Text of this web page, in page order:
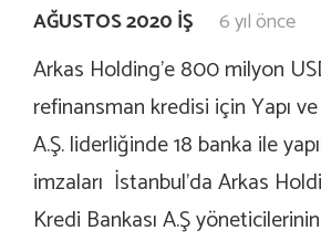
AĞUSTOS 2020 İŞ 6 yıl önce
Arkas Holding’e 800 milyon
refinansman kredisi için Yapı
A.Ş. liderliğinde 18 banka ile
imzaları İstanbul’da Arkas
Kredi Bankası A.Ş